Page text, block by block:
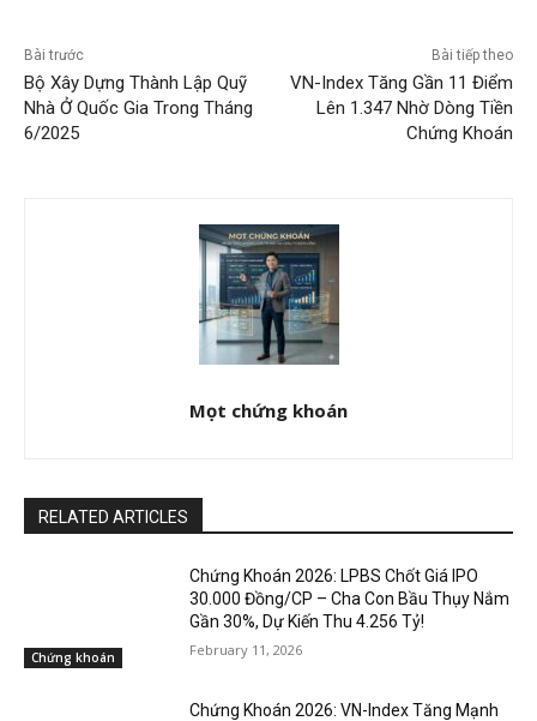
Bài trước
Bộ Xây Dựng Thành Lập Quỹ
Nhà Ở Quốc Gia Trong Tháng
6/2025
Bài tiếp theo
VN-Index Tăng Gần 11 Điểm
Lên 1.347 Nhờ Dòng Tiền
Chứng Khoán
Mọt chứng khoán
RELATED ARTICLES
Chứng khoán
Chứng Khoán 2026: LPBS Chốt Giá IPO
30.000 Đồng/CP – Cha Con Bầu Thụy Nắm
Gần 30%, Dự Kiến Thu 4.256 Tỷ!
February 11, 2026
Chứng Khoán 2026: VN-Index Tăng Mạnh